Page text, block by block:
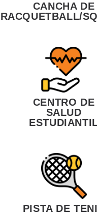
CANCHA DE
RACQUETBALL/
CENTRO DE
SALUD
PISTA DE